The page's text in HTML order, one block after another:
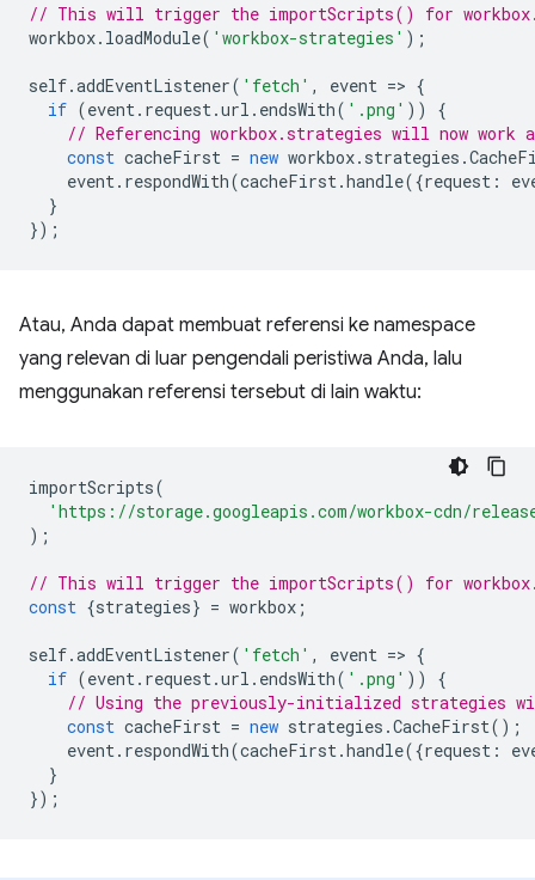
// This will trigger the importScripts() for
workbox. loadModule( 'workbox-strategies' );
self.addEventListener( 'fetch' , event => {
if (event. request.url . endsWith( '.png' ))
{
// Referencing workbox.strategies will now work
const cacheFirst = new workbox. strategies .
event. respondWith(cacheFirst.handle({request :
}
});
Atau, Anda dapat membuat referensi ke namespace
yang relevan di luar pengendali peristiwa Anda, lalu
menggunakan referensi tersebut di lain waktu:
importScripts(
'https://storage.googleapis.com/workbox-cdn/
);
// This will trigger the importScripts() for
const {strategies} = workbox ;
self.addEventListener( 'fetch' , event => {
if (event. request.url . endsWith( '.png' ))
{
// Using the previously-initialized strategies
const cacheFirst = new strategies .CacheFirst();
event. respondWith(cacheFirst.handle({request :
}
});